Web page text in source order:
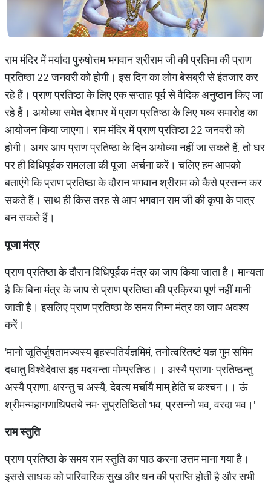
राम मंदिर में मर्यादा पुरुषोत्तम भगवान श्रीराम जी की प्रतिमा की प्राण
प्रतिष्ठा 22 जनवरी को होगी। इस दिन का लोग बेसब्री से इंतजार कर
रहे हैं। प्राण प्रतिष्ठा के लिए एक सप्ताह पूर्व से वैदिक अनुष्ठान किए जा
रहे हैं। अयोध्या समेत देशभर में प्राण प्रतिष्ठा के लिए भव्य समारोह का
आयोजन किया जाएगा। राम मंदिर में प्राण प्रतिष्ठा 22 जनवरी को
होगी। अगर आप प्राण प्रतिष्ठा के दिन अयोध्या नहीं जा सकते हैं, तो घर
पर ही विधिपूर्वक रामलला की पूजा-अर्चना करें। चलिए हम आपको
बताएंगे कि प्राण प्रतिष्ठा के दौरान भगवान श्रीराम को कैसे प्रसन्न कर
सकते हैं। साथ ही किस तरह से आप भगवान राम जी की कृपा के पात्र
बन सकते हैं।
पूजा मंत्र
प्राण प्रतिष्ठा के दौरान विधिपूर्वक मंत्र का जाप किया जाता है। मान्यता
है कि बिना मंत्र के जाप से प्राण प्रतिष्‍ठा की प्रक्रिया पूर्ण नहीं मानी
जाती है। इसलिए प्राण प्रतिष्ठा के समय निम्न मंत्र का जाप अवश्य
करें।
'मानो जूतिर्जुषतामज्यस्य बृहस्पतिर्यज्ञमिमं, तनोत्वरितष्टं यज्ञ गुम समिम
दधातु विश्वेदेवास इह मदयन्ता मोम्प्रतिष्ठ।। अस्यै प्राणा: प्रतिष्ठन्तु
अस्यै प्राणा: क्षरन्तु च अस्यै, देवत्य मर्चायै माम् हेति च कश्चन।। ऊं
श्रीमन्महागणाधिपतये नम: सुप्रतिष्ठितो भव, प्रसन्नो भव, वरदा भव।'
रामस्तुति
प्राण प्रतिष्ठा के समय राम स्तुति का पाठ करना उत्तम माना गया है।
इससे साधक को पारिवारिक सुख और धन की प्राप्ति होती है और सभी